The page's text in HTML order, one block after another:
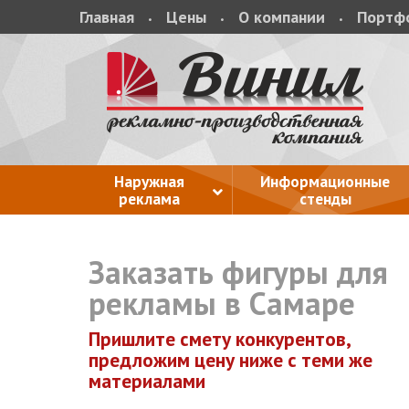
Главная Цены О компании
Наружная
реклама
Информационные
стенды
Заказать фигуры для
рекламы в Самаре
Пришлите смету конкурентов,
предложим цену ниже с теми же
материалами